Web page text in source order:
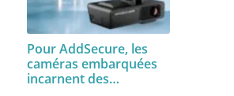
Pour AddSecure, les
caméras embarquées
incarnent des…